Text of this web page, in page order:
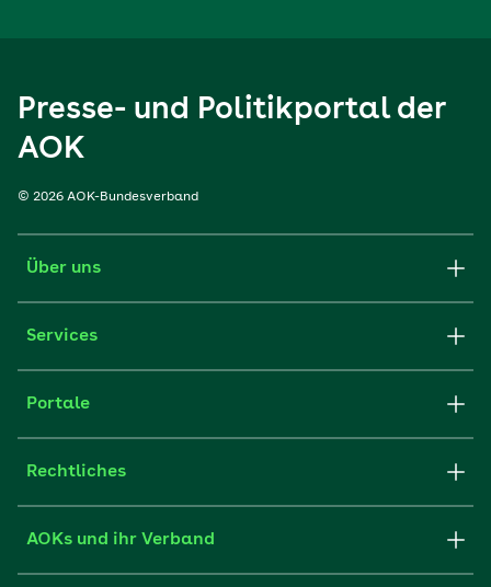
Presse- und Politikportal der
AOK
© 2026 AOK-Bundesverband
Über uns
Services
Portale
Rechtliches
AOKs und ihr Verband